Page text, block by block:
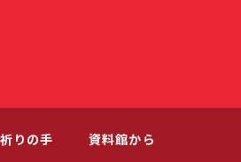
祈りの手 資料館から